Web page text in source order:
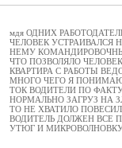
мдя ОДНИХ
ЧЕЛОВЕК УСТРАИВАЛСЯ
НЕМУ
ЧТО ПОЗВОЛЯЛО
КВАРТИРА С РАБОТЫ
МНОГО ЧЕГО Я
ТОК ВОДИТЕЛИ ПО
НОРМАЛЬНО ЗАГРУЗ НА
ТО НЕ ХВАТИЛО
ВОДИТЕЛЬ ДОЛЖЕН ВСЕ
УТЮГ И